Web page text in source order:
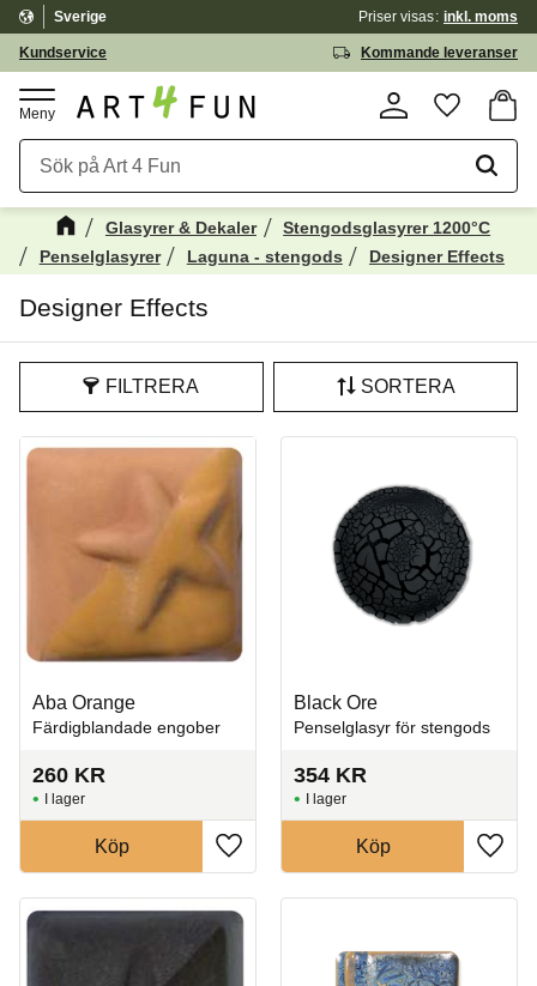
Meny
Kundservice Kommande leveranser
Sverige Priser visas inkl. moms
Glasyrer & Dekaler
Stengodsglasyrer 1200°C
Penselglasyrer
Laguna - stengods Designer Effects
Designer Effects
FILTRERA SORTERA
Aba Orange
Färdigblandade engober
260 KR
Lägg till i favoriter
I lager
Köp
Black Ore
Penselglasyr för stengods
354 KR
Lägg
I lager
Köp